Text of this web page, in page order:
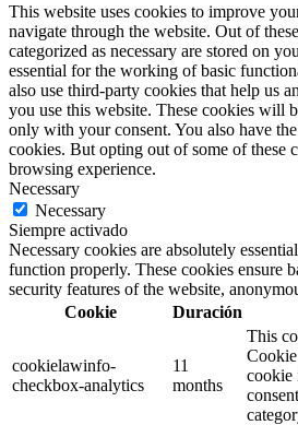
This website uses cookies to improve
navigate through the website. Out of
categorized as necessary are stored on
essential for the working of basic
also use third-party cookies that help us
you use this website. These cookies will
only with your consent. You also have
cookies. But opting out of some of these
browsing experience.
Necessary
Necessary
Siempre activado
Necessary cookies are absolutely
function properly. These cookies ensure
security features of the website,
Cookie
Duración
cookielawinfo-
checkbox-analytics
11
months
This
cookie